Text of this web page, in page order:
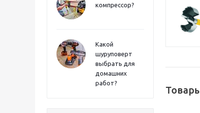
компрессор?
Какой
шуруповерт
выбрать для
домашних
работ?